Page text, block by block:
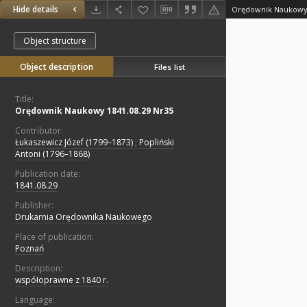
Hide details Orędownik
Object structure
Object description Files list
Title:
Orędownik Naukowy 1841.08.29 Nr35
Contributor:
Łukaszewicz Józef (1799–1873) ; Popliński
Antoni (1796–1868)
Publication date:
1841.08.29
Publisher:
Drukarnia Orędownika Naukowego
Place of publication:
Poznań
Description:
współoprawne z 1840 r.
Language: